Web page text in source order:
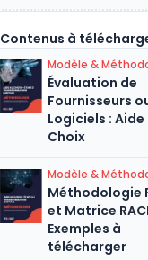
Contenus à
Modèle &
Évaluation de
Fournisseurs
Logiciels : Aide
Choix
Modèle &
Méthodologie
et Matrice
Exemples à
télécharger